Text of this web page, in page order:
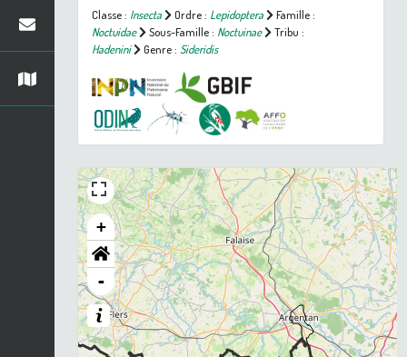
Classe : Insecta Ordre : Lepidoptera
Famille :
Noctuidae
Sous-Famille : Noctuinae
Tribu :
Hadenini
Genre : Sideridis
+
-